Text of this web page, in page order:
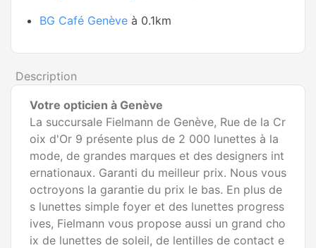
BG Café Genève à 0.1km
Description
Votre opticien à Genève
La succursale Fielmann de Genève, Rue de la Cr
oix d'Or 9 présente plus de 2 000 lunettes à la
mode, de grandes marques et des designers int
ernationaux. Garanti du meilleur prix. Nous vous
octroyons la garantie du prix le bas. En plus de
s lunettes simple foyer et des lunettes progress
ives, Fielmann vous propose aussi un grand cho
ix de lunettes de soleil, de lentilles de contact e